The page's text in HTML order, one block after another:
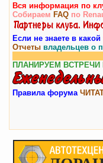
Вся информация по
Собираем FAQ по
Если не знаете в
Отчеты владельцев о
ПЛАНИРУЕМ ВСТРЕЧИ
Правила форума